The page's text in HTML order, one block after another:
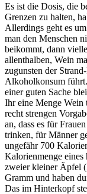
Es ist die Dosis, die
Grenzen zu halten,
Allerdings geht es
man den Menschen
beikommt, dann
allenthalben, Wein
zugunsten der
Alkoholkonsum
einer guten Sache
Ihr eine Menge Wein
recht strengen
an, dass es für
trinken, für Männer
ungefähr 700
Kalorienmenge eines
zweier kleiner Äpfel
Gramm und haben
Das im Hinterkopf